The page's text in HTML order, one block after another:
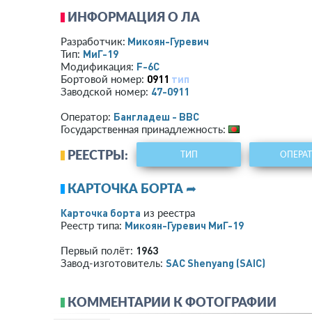
ИНФОРМАЦИЯ О ЛА
Разработчик: Микоян-Гуревич
Тип: МиГ-19
Модификация: F-6C
Бортовой номер: 0911 тип
Заводской номер: 47-0911
Оператор: Бангладеш - ВВС
Государственная принадлежность:
РЕЕСТРЫ: ТИП
КАРТОЧКА БОРТА ➦
Карточка борта из реестра
Реестр типа: Микоян-Гуревич МиГ-19
Первый полёт: 1963
Завод-изготовитель: SAC Shenyang (SAIC)
КОММЕНТАРИИ К ФОТОГРАФИИ